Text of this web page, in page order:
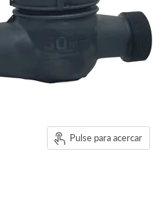
Pulse para acercar